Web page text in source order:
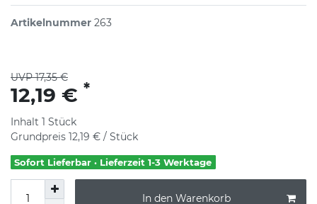
Artikelnummer 263
UVP 17,35 €
12,19 € *
Inhalt 1 Stück
Grundpreis 12,19 € / Stück
Sofort Lieferbar · Lieferzeit 1-3 Werktage
In den Warenkorb